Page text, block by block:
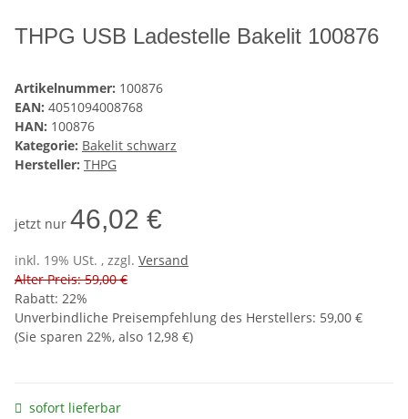
THPG USB Ladestelle Bakelit 100876
Artikelnummer: 100876
EAN: 4051094008768
HAN: 100876
Kategorie: Bakelit schwarz
Hersteller: THPG
jetzt nur 46,02 €
inkl. 19% USt. , zzgl. Versand
Alter Preis: 59,00 €
Rabatt: 22%
Unverbindliche Preisempfehlung des Herstellers: 59,00 €
(Sie sparen 22%, also 12,98 €)
sofort lieferbar